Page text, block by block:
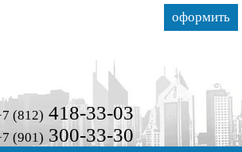
оформить
(812) 418-33-03
(901) 300-33-30